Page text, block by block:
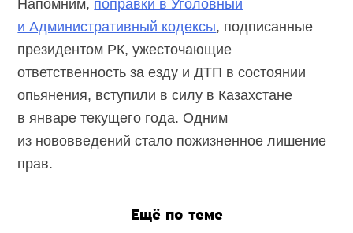
Напомним, поправки в Уголовный
и Административный кодексы, подписанные
президентом РК, ужесточающие
ответственность за езду и ДТП в состоянии
опьянения, вступили в силу в Казахстане
в январе текущего года. Одним
из нововведений стало пожизненное лишение
прав.
Ещё по теме